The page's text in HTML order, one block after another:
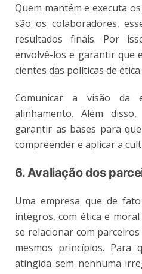
Quem mantém e executa
são os colaboradores,
resultados finais. Por
envolvê-los e garantir que
cientes das políticas de ética.
Comunicar a visão da
alinhamento. Além disso,
garantir as bases para
compreender e aplicar a
6. Avaliação dos
Uma empresa que de
íntegros, com ética e
se relacionar com
mesmos princípios. Para
atingida sem nenhuma